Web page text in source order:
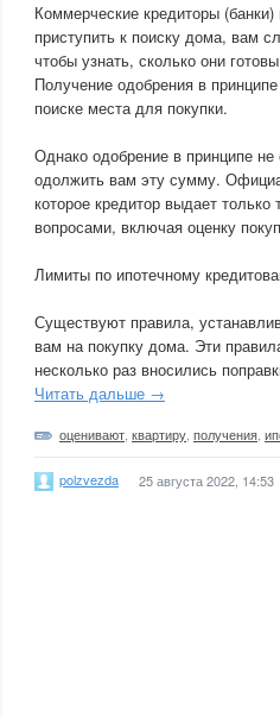
Коммерческие кредиторы
приступить к поиску дома, вам
чтобы узнать, сколько они
Получение одобрения в
поиске места для покупки.
Однако одобрение в принципе не
одолжить вам эту сумму.
которое кредитор выдает
вопросами, включая оценку
Лимиты по ипотечному
Существуют правила,
вам на покупку дома. Эти
несколько раз вносились
Читать дальше →
оценивают квартиру получения
polzvezda 25 августа 2022, 14:53